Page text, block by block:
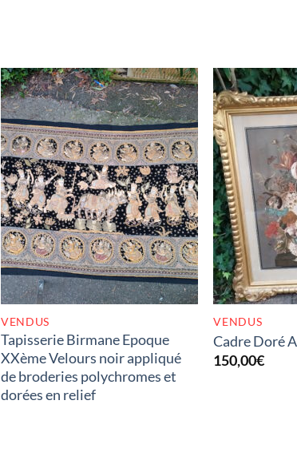
RUPTURE DE STOCK
VENDUS
Tapisserie Birmane Epoque
XXème Velours noir appliqué
de broderies polychromes et
dorées en relief
VENDUS
Cadre Doré
150,00€